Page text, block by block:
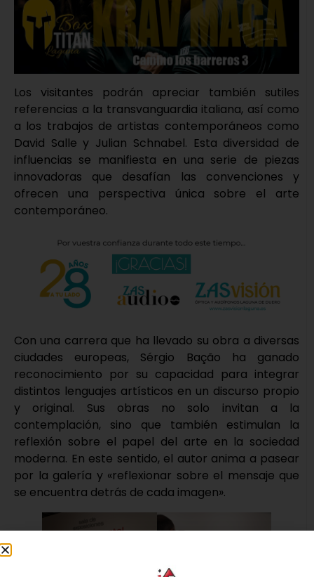
Los visitantes podrán apreciar también sutiles
referencias a la transvanguardia italiana, así como
a los trabajos de artistas contemporáneos como
David Salle y Julian Schnabel. Esta diversidad de
influencias se manifiesta en una serie de piezas
innovadoras que desafían las convenciones y
ofrecen una perspectiva única sobre el arte
contemporáneo.
Con una carrera que ha llevado su obra a diversas
ciudades europeas, Sérgio Bação ha ganado
reconocimiento por su capacidad para integrar
distintos lenguajes artísticos en un discurso propio
y original. Sus obras no solo invitan a la
contemplación, sino que también estimulan la
reflexión sobre el papel del arte en la sociedad
moderna. En este sentido, el autor anima a pasear
por la galería y «reflexionar sobre el mensaje que
se encuentra detrás de cada imagen».